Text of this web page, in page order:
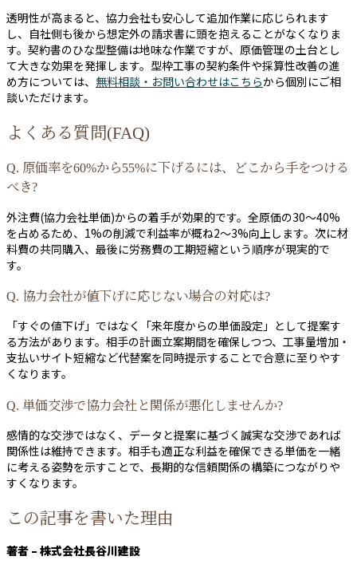
透明性が高まると、協力会社も安心して追加作業に応じられます
し、自社側も後から想定外の請求書に頭を抱えることがなくなりま
す。契約書のひな型整備は地味な作業ですが、原価管理の土台とし
て大きな効果を発揮します。型枠工事の契約条件や採算性改善の進
め方については、 無料相談・お問い合わせはこちらから個別にご相
談いただけます。
よくある質問(FAQ)
Q. 原価率を60%から55%に下げるには、どこから手をつける
べき?
外注費(協力会社単価)からの着手が効果的です。全原価の30〜40%
を占めるため、1%の削減で利益率が概ね2〜3%向上します。次に材
料費の共同購入、最後に労務費の工期短縮という順序が現実的で
す。
Q. 協力会社が値下げに応じない場合の対応は?
「すぐの値下げ」ではなく「来年度からの単価設定」として提案す
る方法があります。相手の計画立案期間を確保しつつ、工事量増加・
支払いサイト短縮など代替案を同時提示することで合意に至りやす
くなります。
Q. 単価交渉で協力会社と関係が悪化しませんか?
感情的な交渉ではなく、データと提案に基づく誠実な交渉であれば
関係性は維持できます。相手も適正な利益を確保できる単価を一緒
に考える姿勢を示すことで、長期的な信頼関係の構築につながりや
すくなります。
この記事を書いた理由
著者 – 株式会社長谷川建設